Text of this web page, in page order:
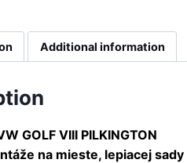
Additional information
GOLF VIII PILKINGTON
na mieste, lepiacej sady